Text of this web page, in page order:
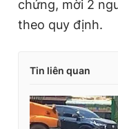
chứng, mời 2
theo quy định.
Tin liên quan